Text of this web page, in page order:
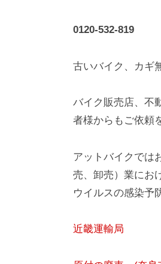
0120-532-819
古いバイク、カギ
バイク販売店、不
者様からもご依頼
アットバイクでは
売、卸売）業にお
ウイルスの感染予
近畿運輸局